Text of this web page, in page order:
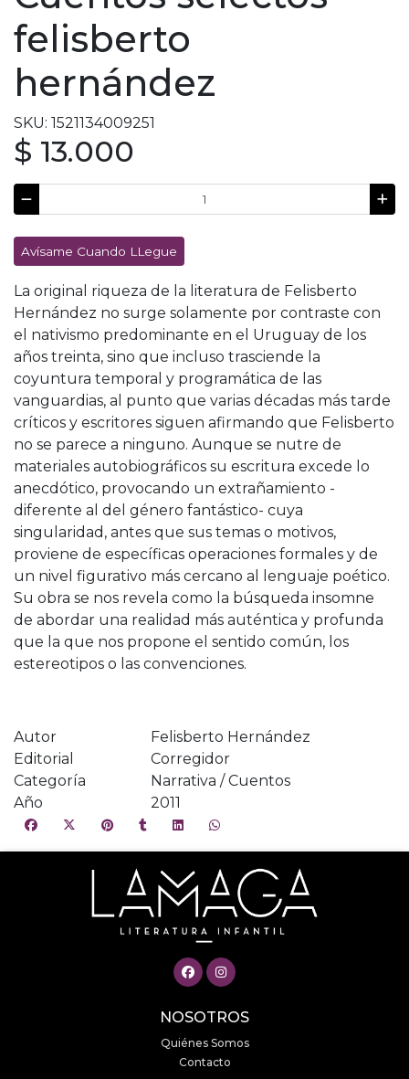
felisberto
hernández
SKU: 1521134009251
$ 13.000
Avísame Cuando LLegue
La original riqueza de la literatura de Felisberto
Hernández no surge solamente por contraste con
el nativismo predominante en el Uruguay de los
años treinta, sino que incluso trasciende la
coyuntura temporal y programática de las
vanguardias, al punto que varias décadas más tarde
críticos y escritores siguen afirmando que Felisberto
no se parece a ninguno. Aunque se nutre de
materiales autobiográficos su escritura excede lo
anecdótico, provocando un extrañamiento -
diferente al del género fantástico- cuya
singularidad, antes que sus temas o motivos,
proviene de específicas operaciones formales y de
un nivel figurativo más cercano al lenguaje poético.
Su obra se nos revela como la búsqueda insomne
de abordar una realidad más auténtica y profunda
que la que nos propone el sentido común, los
estereotipos o las convenciones.
Autor
Felisberto Hernández
Editorial
Corregidor
Categoría
Narrativa / Cuentos
Año
2011
NOSOTROS
Quiénes Somos
Contacto